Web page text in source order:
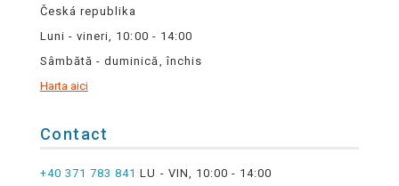
Česká republika
Luni - vineri, 10:00 - 14:00
Sâmbătă - duminică, închis
Harta aici
Contact
+40 371 783 841 LU - VIN, 10:00 - 14:00